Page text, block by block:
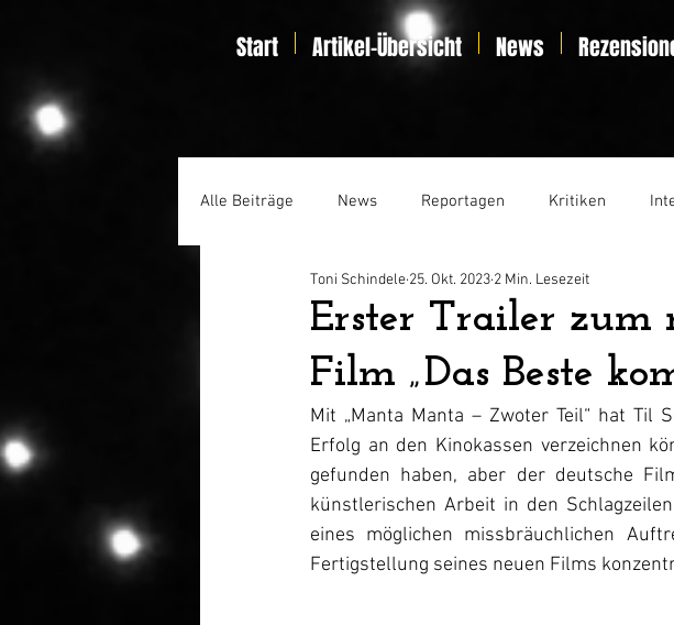
Start Artikel-Übersicht News
Alle Beiträge News Reportagen Kritiken
Home Entertainment Essay
Erster Trailer zum
Film „Das Beste
Toni Schindele 25. Okt. 2023 2 Min. Lesezeit
Mit „Manta Manta – Zwoter Teil“ hat Til
Erfolg an den Kinokassen verzeichnen
gefunden haben, aber der deutsche
künstlerischen Arbeit in den
eines möglichen missbräuchlichen
Fertigstellung seines neuen Films